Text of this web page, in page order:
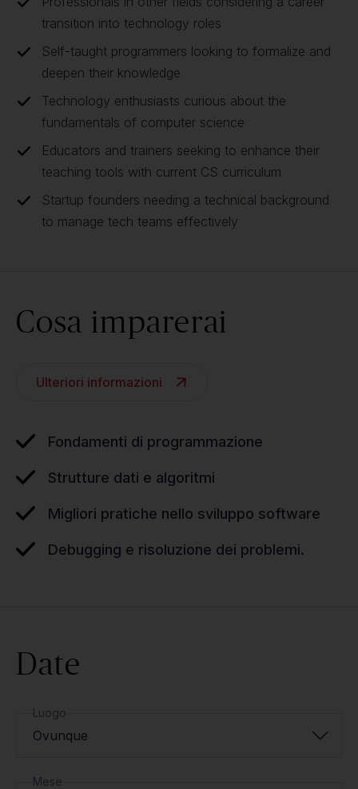
transition into technology roles
Self-taught programmers looking to formalize and
deepen their knowledge
Technology enthusiasts curious about the
fundamentals of computer science
Educators and trainers seeking to enhance their
teaching tools with current CS curriculum
Startup founders needing a technical background
to manage tech teams effectively
Cosa imparerai
Ulteriori informazioni
Fondamenti di programmazione
Strutture dati e algoritmi
Migliori pratiche nello sviluppo software
Debugging e risoluzione dei problemi.
Date
Luogo
Ovunque
Mese